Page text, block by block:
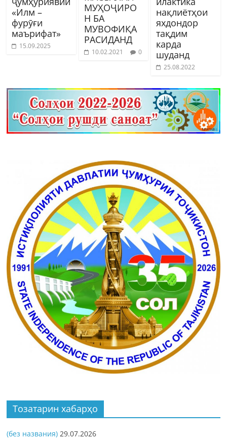
«Илм –
фурӯғи
маърифат»
15.09.2025
МУҲОҶИРО
Н БА
МУВОФИҚА
РАСИДАНД
10.02.2021 0
нақлиётҳои
яхдондор
тақдим
карда
шуданд
25.08.2022
Тозатарин хабарҳо
(без названия) 29.07.2026